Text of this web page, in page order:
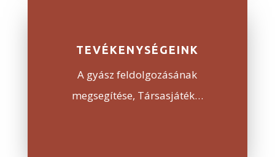
TEVÉKENYSÉGEINK
A gyász feldolgozásának
megsegítése, Társasjáték…